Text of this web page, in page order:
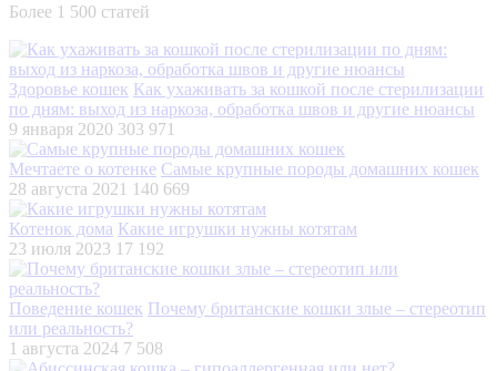
Более 1 500 статей
Здоровье кошек Как ухаживать за кошкой после стерилизации
по дням: выход из наркоза, обработка швов и другие нюансы
9 января 2020 303 971
Мечтаете о котенке Самые крупные породы домашних кошек
28 августа 2021 140 669
Котенок дома Какие игрушки нужны котятам
23 июля 2023 17 192
Поведение кошек Почему британские кошки злые – стереотип
или реальность?
1 августа 2024 7 508